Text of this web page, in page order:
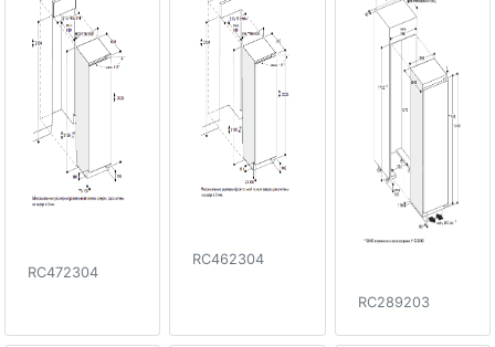
RC472304
RC462304
RC289203